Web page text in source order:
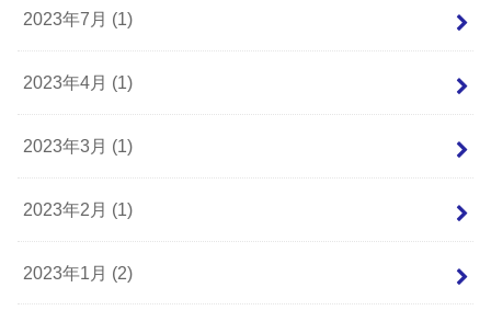
2023年7月 (1)
2023年4月 (1)
2023年3月 (1)
2023年2月 (1)
2023年1月 (2)